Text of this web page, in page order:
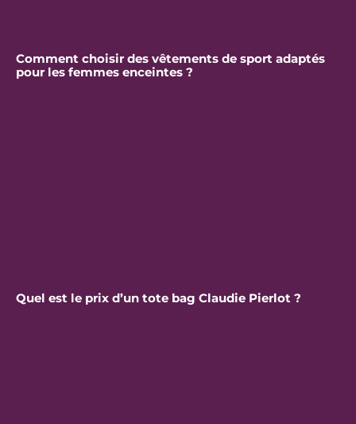
Comment choisir des vêtements de sport adaptés
pour les femmes enceintes ?
Quel est le prix d’un tote bag Claudie Pierlot ?